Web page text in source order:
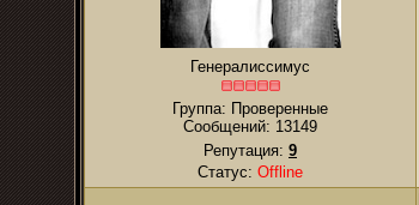
Генералиссимус
Группа: Проверенные
Сообщений: 13149
Репутация: 9
Статус: Offline